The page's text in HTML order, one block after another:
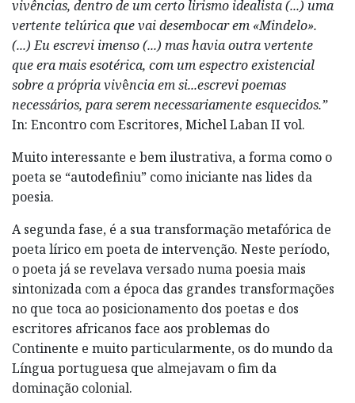
vivências, dentro de um certo lirismo idealista (...) uma
vertente telúrica que vai desembocar em «Mindelo».
(...) Eu escrevi imenso (...) mas havia outra vertente
que era mais esotérica, com um espectro existencial
sobre a própria vivência em si...escrevi poemas
necessários, para serem necessariamente esquecidos.”
In: Encontro com Escritores, Michel Laban II vol.
Muito interessante e bem ilustrativa, a forma como o
poeta se “autodefiniu” como iniciante nas lides da
poesia.
A segunda fase, é a sua transformação metafórica de
poeta lírico em poeta de intervenção. Neste período,
o poeta já se revelava versado numa poesia mais
sintonizada com a época das grandes transformações
no que toca ao posicionamento dos poetas e dos
escritores africanos face aos problemas do
Continente e muito particularmente, os do mundo da
Língua portuguesa que almejavam o fim da
dominação colonial.